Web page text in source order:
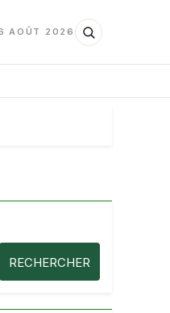
AOÛT 2026
RECHERCHER